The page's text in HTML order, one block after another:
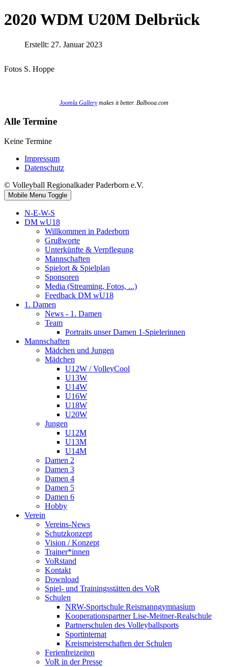
2020 WDM U20M Delbrück
Erstellt: 27. Januar 2023
Fotos S. Hoppe
Joomla Gallerymakes it better. Balbooa.com
Alle Termine
Keine Termine
Impressum
Datenschutz
© Volleyball Regionalkader Paderborn e.V.
Mobile Menu Toggle
N-E-W-S
DM wU18
Willkommen in Paderborn
Grußworte
Unterkünfte & Verpflegung
Mannschaften
Spielort & Spielplan
Sponsoren
Media (Streaming, Fotos, ...)
Feedback DM wU18
1. Damen
News - 1. Damen
Team
Portraits unser Damen 1-Spielerinnen
Mannschaften
Mädchen und Jungen
Mädchen
U12W / VolleyCool
U13W
U14W
U16W
U18W
U20W
Jungen
U12M
U13M
U14M
Damen 2
Damen 3
Damen 4
Damen 5
Damen 6
Hobby
Verein
Vereins-News
Schutzkonzept
Vision / Konzept
Trainer*innen
VoRstand
Kontakt
Download
Spiel- und Trainingsstätten des VoR
Schulen
NRW-Sportschule Reismanngymnasium
Kooperationspartner Lise-Meitner-Realschule
Partnerschulen des Volleyballsports
Sportinternat
Kreismeisterschaften der Schulen
Ferienfreizeiten
VoR in der Presse